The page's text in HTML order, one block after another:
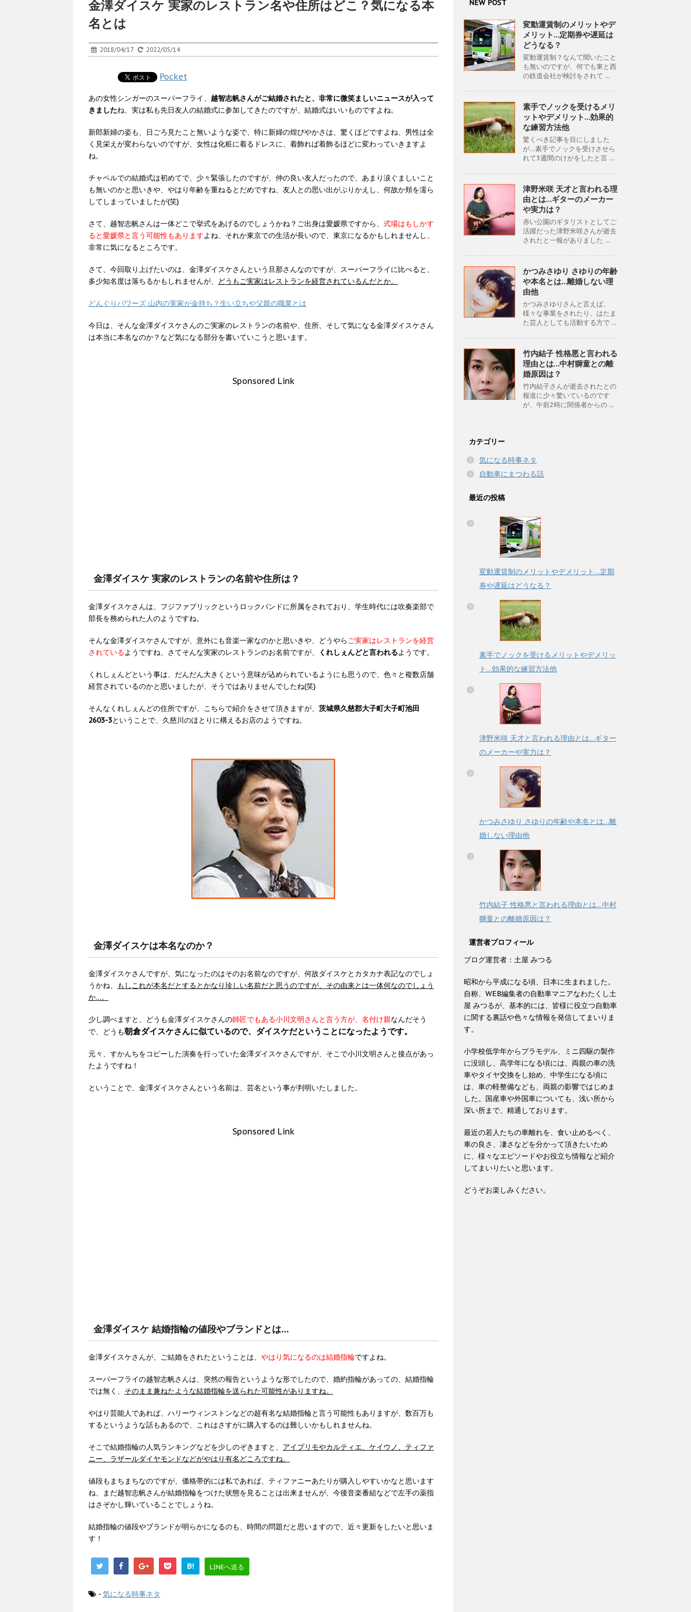
金澤ダイスケ 実家のレストラン名や住所はどこ？気になる本
名とは
2018/04/17 2022/05/14
Pocket
あの女性シンガーのスーパーフライ、 越智志帆さんがご結婚されたと、非常に微笑ましいニュースが入って
きましたね、実は私も先日友人の結婚式に参加してきたのですが、結婚式はいいものですよね。
新郎新婦の姿も、日ごろ見たこと無いような姿で、特に新婦の煌びやかさは、驚くほどですよね、男性は全
く見栄えが変わらないのですが、女性は化粧に着るドレスに、着飾れば着飾るほどに変わっていきますよ
ね。
チャペルでの結婚式は初めてで、少々緊張したのですが、仲の良い友人だったので、あまり涙ぐましいこと
も無いのかと思いきや、やはり年齢を重ねるとだめですね、友人との思い出がぶりかえし、何故か頬を濡ら
してしまっていましたが(笑)
さて、越智志帆さんは一体どこで挙式をあげるのでしょうかね？ご出身は愛媛県ですから、 式場はもしかす
ると愛媛県と言う可能性もありますよね、それか東京での生活が長いので、東京になるかもしれませんし、
非常に気になるところです。
さて、今回取り上げたいのは、金澤ダイスケさんという旦那さんなのですが、スーパーフライに比べると、
多少知名度は落ちるかもしれませんが、
どうもご実家はレストランを経営されているんだとか。
どんぐりパワーズ 山内の実家が金持ち？生い立ちや父親の職業とは
今日は、そんな金澤ダイスケさんのご実家のレストランの名前や、住所、そして気になる金澤ダイスケさん
は本当に本名なのか？など気になる部分を書いていこうと思います。
Sponsored Link
金澤ダイスケ 実家のレストランの名前や住所は？
金澤ダイスケさんは、フジファブリックというロックバンドに所属をされており、学生時代には吹奏楽部で
部長を務められた人のようですね。
そんな金澤ダイスケさんですが、意外にも音楽一家なのかと思いきや、どうやらご実家はレストランを経営
されているようですね、さてそんな実家のレストランのお名前ですが、 くれしぇんどと言われるようです。
くれしぇんどという事は、だんだん大きくという意味が込められているようにも思うので、色々と複数店舗
経営されているのかと思いましたが、そうではありませんでしたね(笑)
そんなくれしぇんどの住所ですが、こちらで紹介をさせて頂きますが、 茨城県久慈郡大子町大子町池田
2603-3ということで、久慈川のほとりに構えるお店のようですね。
金澤ダイスケは本名なのか？
金澤ダイスケさんですが、気になったのはそのお名前なのですが、何故ダイスケとカタカナ表記なのでしょ
うかね、
もしこれが本名だとするとかなり珍しい名前だと思うのですが、その由来とは一体何なのでしょう
か…。
少し調べますと、どうも金澤ダイスケさんの師匠でもある小川文明さんと言う方が、名付け親なんだそう
で、どうも朝倉ダイスケさんに似ているので、ダイスケだということになったようです。
元々、すかんちをコピーした演奏を行っていた金澤ダイスケさんですが、そこで小川文明さんと接点があっ
たようですね！
ということで、金澤ダイスケさんという名前は、芸名という事が判明いたしました。
Sponsored Link
金澤ダイスケ 結婚指輪の値段やブランドとは…
金澤ダイスケさんが、ご結婚をされたということは、 やはり気になるのは結婚指輪ですよね。
スーパーフライの越智志帆さんは、突然の報告というような形でしたので、婚約指輪があっての、結婚指輪
では無く、 そのまま兼ねたような結婚指輪を送られた可能性がありますね。
やはり芸能人であれば、ハリーウィンストンなどの超有名な結婚指輪と言う可能性もありますが、数百万も
するというような話もあるので、これはさすがに購入するのは難しいかもしれませんね。
そこで結婚指輪の人気ランキングなどを少しのぞきますと、 アイプリモやカルティエ、ケイウノ、ティファ
ニー、ラザールダイヤモンドなどがやはり有名どころですね。
値段もまちまちなのですが、価格帯的には私であれば、ティファニーあたりが購入しやすいかなと思います
ね、まだ越智志帆さんが結婚指輪をつけた状態を見ることは出来ませんが、今後音楽番組などで左手の薬指
はさぞかし輝いていることでしょうね。
結婚指輪の値段やブランドが明らかになるのも、時間の問題だと思いますので、近々更新をしたいと思いま
す！
B! LINEへ送る
- 気になる時事ネタ
NEW POST
変動運賃制のメリットやデ
メリット…定期券や遅延は
どうなる？
変動運賃制？なんて聞いたこと
も無いのですが、何でも東と西
の鉄道会社が検討をされて ...
素手でノックを受けるメリ
ットやデメリット…効果的
な練習方法他
驚くべき記事を目にしました
が…素手でノックを受けさせら
れて3週間のけがをしたと言 ...
津野米咲 天才と言われる理
由とは…ギターのメーカー
や実力は？
赤い公園のギタリストとしてご
活躍だった津野米咲さんが逝去
されたと一報がありました ...
かつみさゆり さゆりの年齢
や本名とは…離婚しない理
由他
かつみさゆりさんと言えば、
様々な事業をされたり、はたま
た芸人としても活動する方で ...
竹内結子 性格悪と言われる
理由とは…中村獅童との離
婚原因は？
竹内結子さんが逝去されたとの
報道に少々驚いているのです
が、午前2時に関係者からの ...
カテゴリー
気になる時事ネタ
自動車にまつわる話
最近の投稿
変動運賃制のメリットやデメリット…定期
券や遅延はどうなる？
素手でノックを受けるメリットやデメリッ
ト…効果的な練習方法他
津野米咲 天才と言われる理由とは…ギター
のメーカーや実力は？
かつみさゆり さゆりの年齢や本名とは…離
婚しない理由他
竹内結子 性格悪と言われる理由とは…中村
獅童との離婚原因は？
運営者プロフィール
ブログ運営者：土屋 みつる
昭和から平成になる頃、日本に生まれました。
自称、WEB編集者の自動車マニアなわたくし土
屋 みつるが、基本的には、皆様に役立つ自動車
に関する裏話や色々な情報を発信してまいりま
す。
小学校低学年からプラモデル、ミニ四駆の製作
に没頭し、高学年になる頃には、両親の車の洗
車やタイヤ交換をし始め、中学生になる頃に
は、車の軽整備なども、両親の影響ではじめま
した。国産車や外国車についても、浅い所から
深い所まで、精通しております。
最近の若人たちの車離れを、食い止めるべく、
車の良さ、凄さなどを分かって頂きたいため
に、様々なエピソードやお役立ち情報など紹介
してまいりたいと思います。
どうぞお楽しみください。